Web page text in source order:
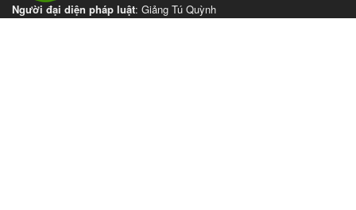
Người đại diện pháp luật: Giảng Tú Quỳnh